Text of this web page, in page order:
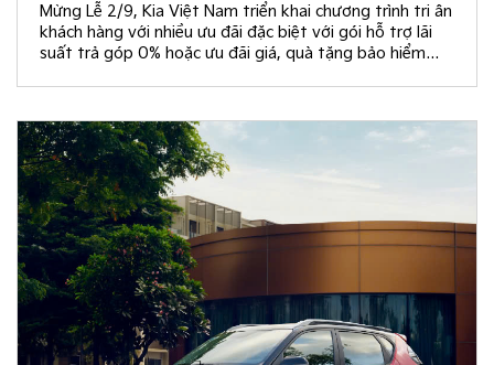
Mừng Lễ 2/9, Kia Việt Nam triển khai chương trình tri ân
khách hàng với nhiều ưu đãi đặc biệt với gói hỗ trợ lãi
suất trả góp 0% hoặc ưu đãi giá, quà tặng bảo hiểm